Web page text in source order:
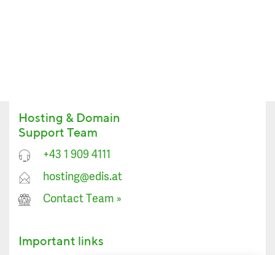
Hosting & Domain
Support Team
+43 1 909 4111
hosting@edis.at
Contact Team »
Important links